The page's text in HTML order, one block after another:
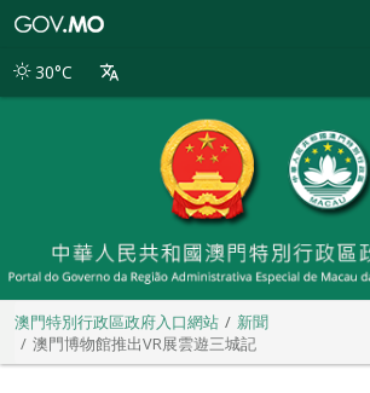
別
30°C
澳門特別行政區政府入口網站
新聞
澳門博物館推出VR展雲遊三城記